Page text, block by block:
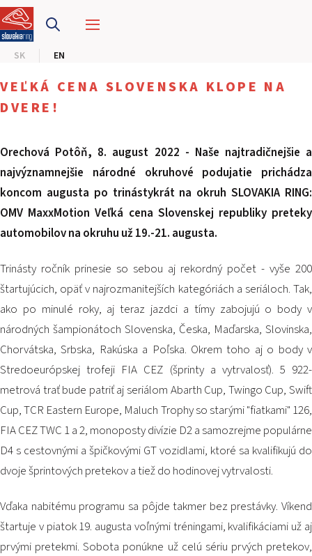
SK EN
SLOVAKIA RING
SLOVAK KARTING CENTER
CENTER OF SAFE DRIVING
CALENDAR
EN
SITEMAP
E-SHOP AND TICKETS
CORPORATE EVENTS
2026 EVENTS
CONTACTS
VEĽKÁ CENA SLOVENSKA KLOPE NA
DVERE!
Orechová Potôň, 8. august 2022 - Naše najtradičnejšie a
najvýznamnejšie národné okruhové podujatie prichádza
koncom augusta po trinástykrát na okruh SLOVAKIA RING:
OMV MaxxMotion Veľká cena Slovenskej republiky preteky
automobilov na okruhu už 19.-21. augusta.
Trinásty ročník prinesie so sebou aj rekordný počet - vyše 200
štartujúcich, opäť v najrozmanitejších kategóriách a seriáloch. Tak,
ako po minulé roky, aj teraz jazdci a tímy zabojujú o body v
národných šampionátoch Slovenska, Česka, Maďarska, Slovinska,
Chorvátska, Srbska, Rakúska a Poľska. Okrem toho aj o body v
Stredoeurópskej trofeji FIA CEZ (šprinty a vytrvalosť). 5 922-
metrová trať bude patriť aj seriálom Abarth Cup, Twingo Cup, Swift
Cup, TCR Eastern Europe, Maluch Trophy so starými "fiatkami" 126,
FIA CEZ TWC 1 a 2, monoposty divízie D2 a samozrejme populárne
D4 s cestovnými a špičkovými GT vozidlami, ktoré sa kvalifikujú do
dvoje šprintových pretekov a tiež do hodinovej vytrvalosti.
Vďaka nabitému programu sa pôjde takmer bez prestávky. Víkend
štartuje v piatok 19. augusta voľnými tréningami, kvalifikáciami už aj
prvými pretekmi. Sobota ponúkne už celú sériu prvých pretekov,